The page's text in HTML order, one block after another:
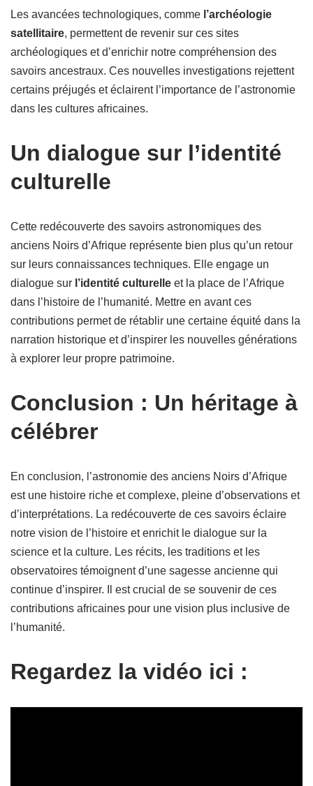
Les avancées technologiques, comme l’archéologie
satellitaire, permettent de revenir sur ces sites
archéologiques et d’enrichir notre compréhension des
savoirs ancestraux. Ces nouvelles investigations rejettent
certains préjugés et éclairent l’importance de l’astronomie
dans les cultures africaines.
Un dialogue sur l’identité
culturelle
Cette redécouverte des savoirs astronomiques des
anciens Noirs d’Afrique représente bien plus qu’un retour
sur leurs connaissances techniques. Elle engage un
dialogue sur l’identité culturelle et la place de l’Afrique
dans l’histoire de l’humanité. Mettre en avant ces
contributions permet de rétablir une certaine équité dans la
narration historique et d’inspirer les nouvelles générations
à explorer leur propre patrimoine.
Conclusion : Un héritage à
célébrer
En conclusion, l’astronomie des anciens Noirs d’Afrique
est une histoire riche et complexe, pleine d’observations et
d’interprétations. La redécouverte de ces savoirs éclaire
notre vision de l’histoire et enrichit le dialogue sur la
science et la culture. Les récits, les traditions et les
observatoires témoignent d’une sagesse ancienne qui
continue d’inspirer. Il est crucial de se souvenir de ces
contributions africaines pour une vision plus inclusive de
l’humanité.
Regardez la vidéo ici :